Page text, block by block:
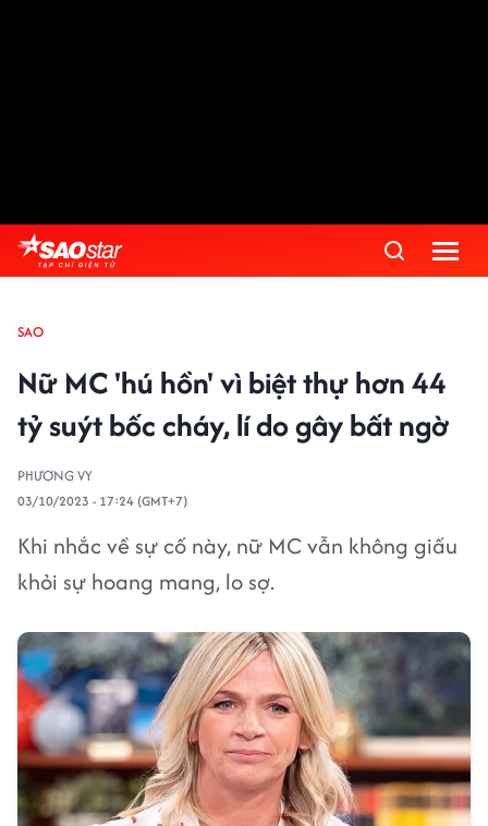
SAO
Nữ MC 'hú hồn' vì biệt thự hơn 44
tỷ suýt bốc cháy, lí do gây bất ngờ
PHƯƠNG VY
03/10/2023 - 17:24 (GMT+7)
Khi nhắc về sự cố này, nữ MC vẫn không giấu
khỏi sự hoang mang, lo sợ.